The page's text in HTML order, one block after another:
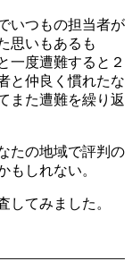
いつもの担当者が
思いもあるも
一度遭難すると２
と仲良く慣れたな
また遭難を繰り返
たの地域で評判の
もしれない。
してみました。